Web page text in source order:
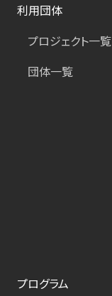
利用団体
プロジェクト一覧
団体一覧
プログラム